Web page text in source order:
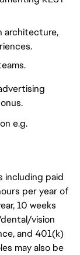
architecture,
e.g.
including paid
per year of
10 weeks
vision
and 401(k)
may also be